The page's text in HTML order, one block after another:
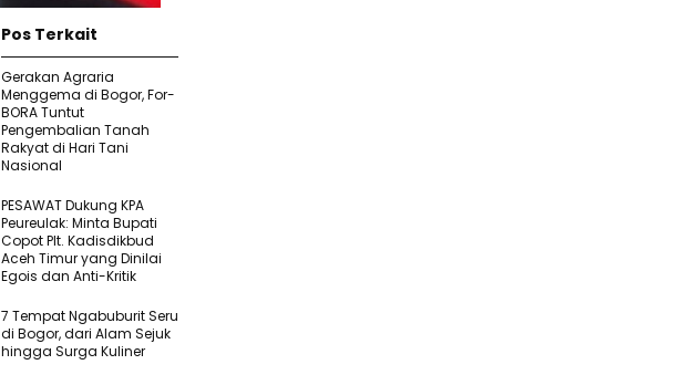
Pos Terkait
Gerakan Agraria
Menggema di Bogor, For-
BORA Tuntut
Pengembalian Tanah
Rakyat di Hari Tani
Nasional
PESAWAT Dukung KPA
Peureulak: Minta Bupati
Copot Plt. Kadisdikbud
Aceh Timur yang Dinilai
Egois dan Anti-Kritik
7 Tempat Ngabuburit Seru
di Bogor, dari Alam Sejuk
hingga Surga Kuliner